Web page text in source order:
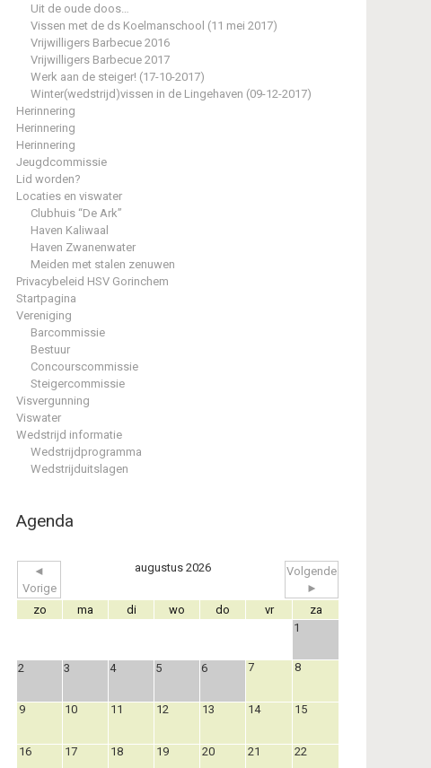
Uit de oude doos…
Vissen met de ds Koelmanschool (11 mei 2017)
Vrijwilligers Barbecue 2016
Vrijwilligers Barbecue 2017
Werk aan de steiger! (17-10-2017)
Winter(wedstrijd)vissen in de Lingehaven (09-12-2017)
Herinnering
Herinnering
Herinnering
Jeugdcommissie
Lid worden?
Locaties en viswater
Clubhuis “De Ark”
Haven Kaliwaal
Haven Zwanenwater
Meiden met stalen zenuwen
Privacybeleid HSV Gorinchem
Startpagina
Vereniging
Barcommissie
Bestuur
Concourscommissie
Steigercommissie
Visvergunning
Viswater
Wedstrijd informatie
Wedstrijdprogramma
Wedstrijduitslagen
Agenda
◄
Vorige
augustus 2026
Volgende
►
zo
ma di wo do vr
za
1
2 3 4 5 6 7 8
9 10 11 12 13 14 15
16 17 18 19 20 21 22